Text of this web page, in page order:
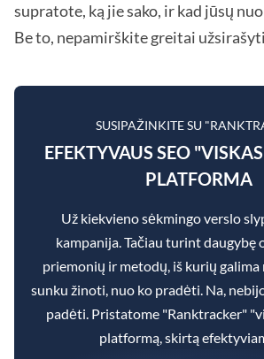
supratote, ką jie sako, ir kad jūsų
Be to, nepamirškite greitai
SUSIPAŽINKITE SU
EFEKTYVAUS SEO
PLATFORMA
Už kiekvieno sėkmingo verslo
kampanija. Tačiau turint daugybę
priemonių ir metodų, iš kurių
sunku žinoti, nuo ko pradėti. Na,
padėti. Pristatome "Ranktracker"
platformą, skirtą